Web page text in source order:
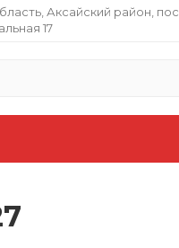
Аксайский район, пос.
17